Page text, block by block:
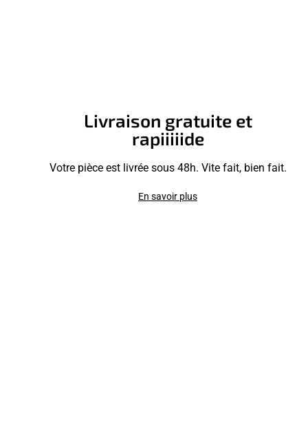
Livraison gratuite et
rapiiiiide
Votre pièce est livrée sous 48h. Vite fait, bien fait.
En savoir plus